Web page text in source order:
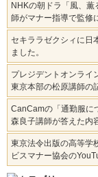
NHKの朝ドラ「風、
師がマナー指導で監修
セキララゼクシィに日
ました。
プレジデントオンライ
東京本部の松原講師の
CanCamの「通勤服に
森良子講師が答えた内
東京法令出版の高等学
ビスマナー協会の